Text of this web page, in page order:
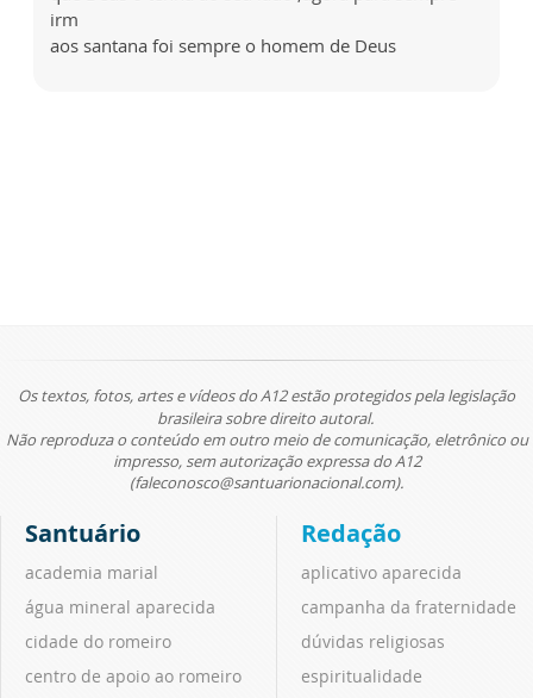
irm
aos santana foi sempre o homem de Deus
Os textos, fotos, artes e vídeos do A12 estão protegidos pela legislação
brasileira sobre direito autoral.
Não reproduza o conteúdo em outro meio de comunicação, eletrônico ou
impresso, sem autorização expressa do A12
(faleconosco@santuarionacional.com).
Santuário
academia marial
água mineral aparecida
cidade do romeiro
centro de apoio ao romeiro
Redação
aplicativo aparecida
campanha da fraternidade
dúvidas religiosas
espiritualidade